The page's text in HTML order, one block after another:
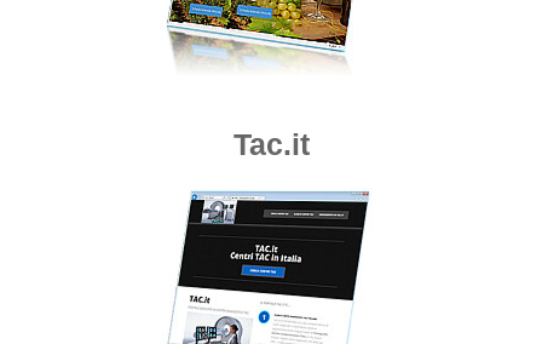
Tac.it